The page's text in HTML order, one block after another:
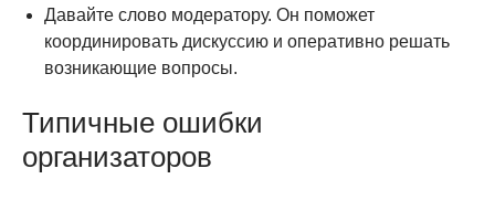
Давайте слово модератору. Он поможет
координировать дискуссию и оперативно решать
возникающие вопросы.
Типичные ошибки
организаторов